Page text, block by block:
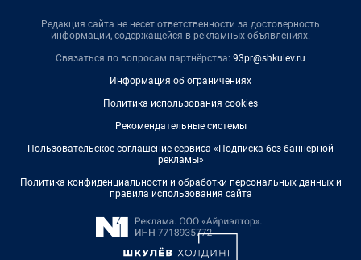
Редакция сайта не несет ответственности за достоверность
информации, содержащейся в рекламных объявлениях.
Связаться по вопросам партнёрства: 93pr@shkulev.ru
Информация об ограничениях
Политика использования cookies
Рекомендательные системы
Пользовательское соглашение сервиса «Подписка без баннерной
рекламы»
Политика конфиденциальности и обработки персональных данных и
правила использования сайта